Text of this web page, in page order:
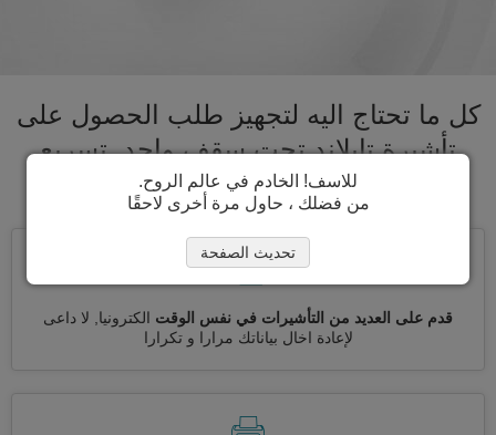
كل ما تحتاج اليه لتجهيز طلب الحصول على
تأشيرة تايلاند تحت سقف واحد. تسريع
عملية الحصول على تأشيرة تايلاند
قدم على العديد من التأشيرات في نفس الوقت الكترونيا, لا داعى
لإعادة اخال بياناتك مرارا و تكرارا
للاسف! الخادم في عالم الروح.
من فضلك ، حاول مرة أخرى لاحقًا
تحديث الصفحة